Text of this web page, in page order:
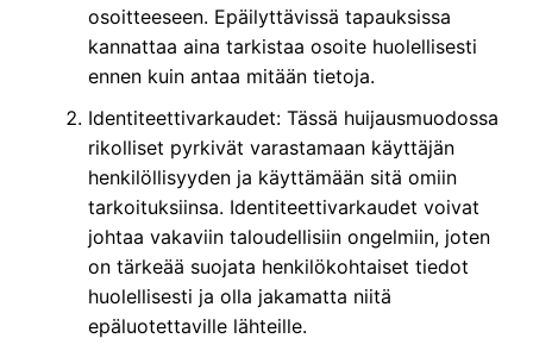
osoitteeseen. Epäilyttävissä tapauksissa
kannattaa aina tarkistaa osoite huolellisesti
ennen kuin antaa mitään tietoja.
Identiteettivarkaudet: Tässä huijausmuodossa
rikolliset pyrkivät varastamaan käyttäjän
henkilöllisyyden ja käyttämään sitä omiin
tarkoituksiinsa. Identiteettivarkaudet voivat
johtaa vakaviin taloudellisiin ongelmiin, joten
on tärkeää suojata henkilökohtaiset tiedot
huolellisesti ja olla jakamatta niitä
epäluotettaville lähteille.